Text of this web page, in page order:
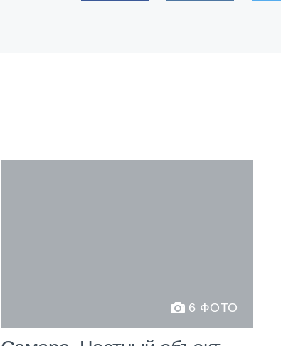
6 ФОТО